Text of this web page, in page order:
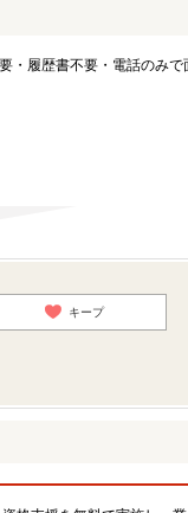
・履歴書不要・電話のみで
キープ